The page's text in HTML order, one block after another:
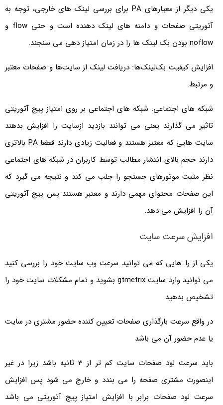
یکی دیگر از معیارهای PA برای بررسی لینک های خارجی، توجه به
آتوریتی صفحات و دامنه های لینک دهنده است و حتی flow و
noflow بودن بک لینک ها را در زمان امتیاز دهی می سنجند.
افزایش کیفیت بک‌لینک‌ها: دریافت لینک از سایت‌ها و صفحات معتبر
و مرتبط.
شبکه های اجتماعی: شبکه های اجتماعی بر روی امتیاز پیج آتوریتی
تاثیر می گذارند یعنی می توانند بازدید ازسایت را افزایش بدهند
سایت هایی که معتبر هستند و فعالیت زیادی دارند قطعا PA بالاتری
دارند حجم بالای انتشار مطالب توسط کاربران در شبکه های اجتماعی
نظر مثبت موتورهای جستجو را جلب می کند و نتیجه می گیرد که
این صفحات محتوای مهمی دارند و معتبر هستند پس پیج آتوریتی
آن را افزایش می دهد.
افزایش سرعت سایت
یکی از را هایی که می توانید سرعت وب سایت خود را بررسی کنید
می توانید وارد سایت gtmetrix بشوید و تمام مشکلات سایت خود را
تشخیص بدهید
در واقع سرعت بارگذاری صفحات تعیین کننده حضور مشتری در سایت
یا عدم حضور آن می باشد
باید سرعت لود صفحات سایت کم تر از 3 ثانیه باشد زیرا در غیر
اینصورت مشتری صفحه را می بندد و خارج می شود پس افزایش
سرعت لود صفحات برابر با افزایش امتیاز پیج آتوریتی می باشد